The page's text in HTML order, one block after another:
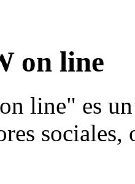
on line
line" es
sociales,